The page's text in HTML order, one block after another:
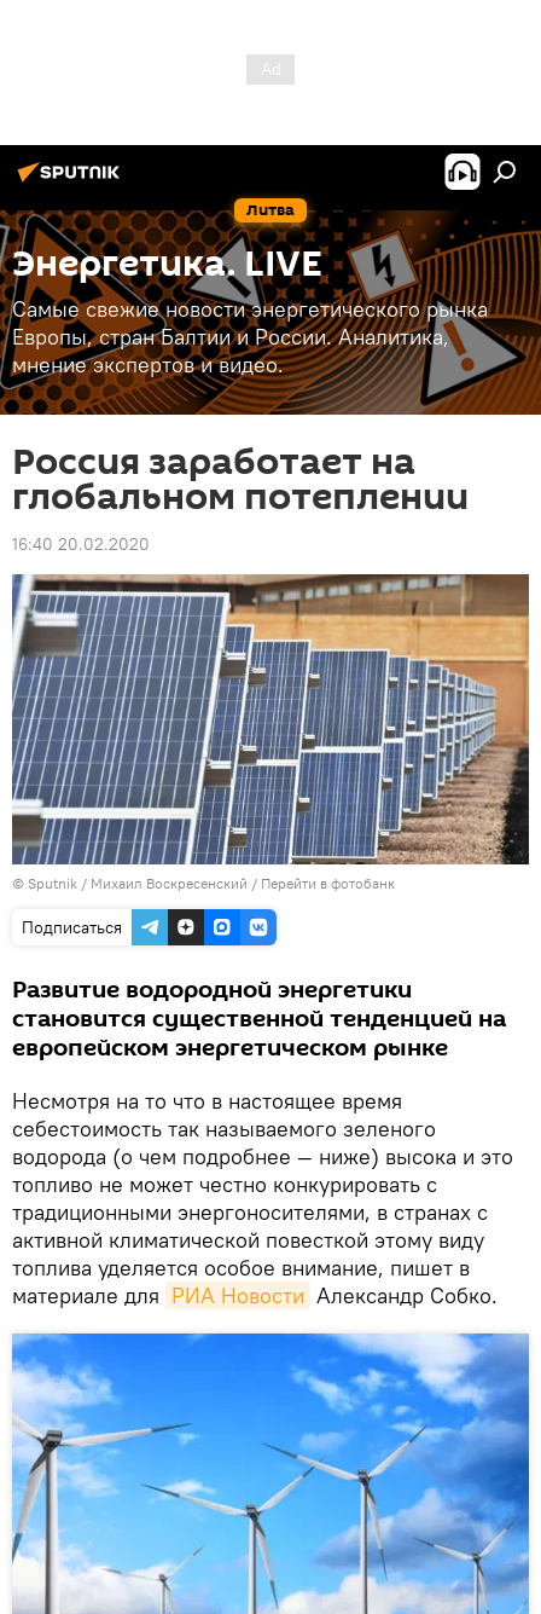
Литва
Энергетика. LIVE
Самые свежие новости энергетического рынка
Европы, стран Балтии и России. Аналитика,
мнение экспертов и видео.
Россия заработает на
глобальном потеплении
16:40 20.02.2020
© Sputnik / Михаил Воскресенский / Перейти в фотобанк
Подписаться
Развитие водородной энергетики
становится существенной тенденцией на
европейском энергетическом рынке
Несмотря на то что в настоящее время
себестоимость так называемого зеленого
водорода (о чем подробнее — ниже) высока и это
топливо не может честно конкурировать с
традиционными энергоносителями, в странах с
активной климатической повесткой этому виду
топлива уделяется особое внимание, пишет в
материале для РИА Новости Александр Собко.